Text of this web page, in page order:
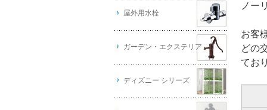
屋外用水栓
ガーデン・エクステリア
ディズニー シリーズ
ノー
お客
どの
てお